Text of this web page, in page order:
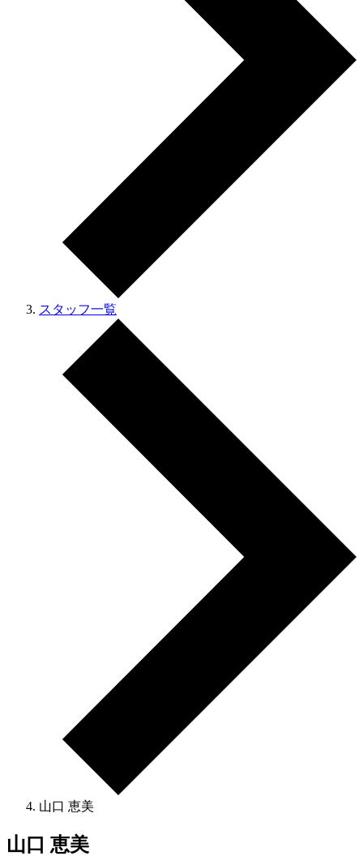
スタッフ一覧
山口 恵美
山口 恵美